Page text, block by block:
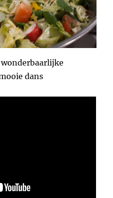
wonderbaarlijke
dans